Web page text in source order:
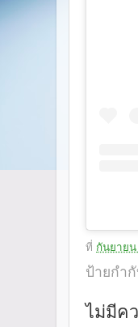
ที่ กันยาย
ป้ายกำ
ไม่มีค